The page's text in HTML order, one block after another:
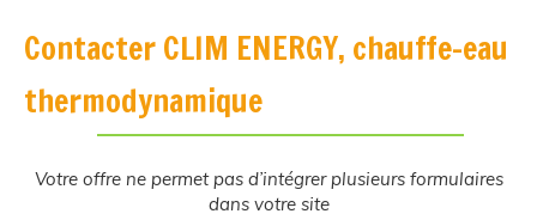
Contacter CLIM ENERGY, chauffe-eau
thermodynamique
Votre offre ne permet pas d’intégrer plusieurs formulaires
dans votre site